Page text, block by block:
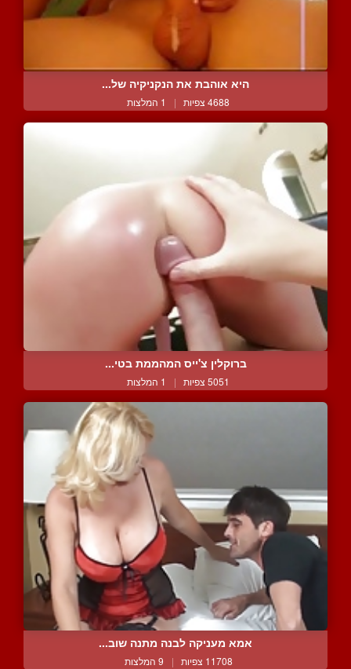
היא אוהבת את הנקניקיה של...
4688 צפיות | 1 המלצות
ברוקלין צ'ייס המהממת בטי...
5051 צפיות | 1 המלצות
אמא מעניקה לבנה מתנה שוב...
11708 צפיות | 9 המלצות